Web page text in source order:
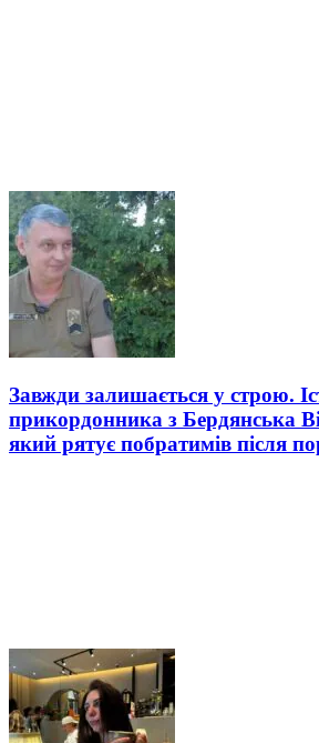
Завжди залишається у строю.
прикордонника з Бердянська
який рятує побратимів після